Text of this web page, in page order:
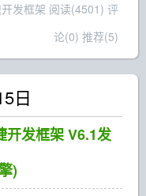
发框架 阅读(4501) 评
论(0) 推荐(5)
日
发框架 V6.1发
)